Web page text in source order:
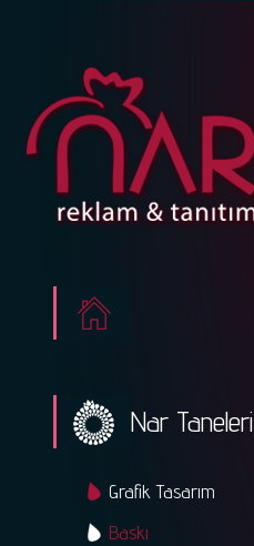
Nar Taneleri
Grafik Tasarım
Baskı